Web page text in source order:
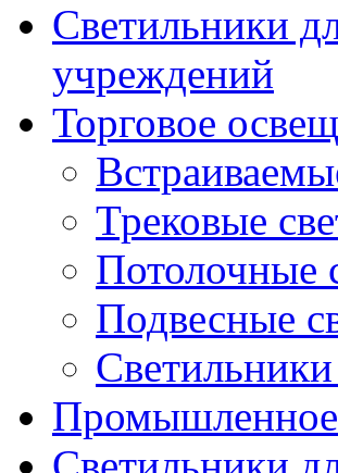
Светильники
учреждений
Торговое
Трековые
Потолочные
Подвесные